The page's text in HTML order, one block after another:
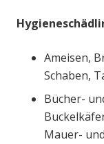
Ameisen,
Schaben,
Bücher-
Mauer-